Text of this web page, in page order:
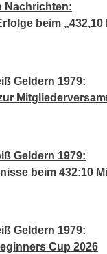
Nachrichten:
beim „432,10
Geldern 1979:
Geldern 1979:
beim 432:10
Geldern 1979:
Cup 2026